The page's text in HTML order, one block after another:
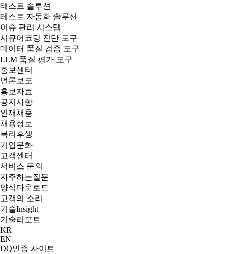
테스트 솔루션
테스트 자동화 솔루션
이슈 관리 시스템
시큐어코딩 진단 도구
데이터 품질 검증 도구
LLM 품질 평가 도구
홍보센터
언론보도
홍보자료
공지사항
인재채용
채용정보
복리후생
기업문화
고객센터
서비스 문의
자주하는질문
양식다운로드
고객의 소리
기술Insight
기술리포트
KR
EN
DQ인증 사이트